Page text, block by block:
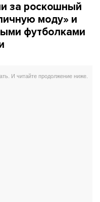
за роскошный
моду» и
футболками